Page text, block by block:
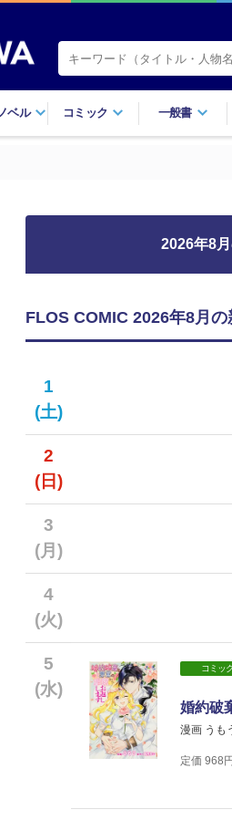
ベル コミック 一般書
2026年8
FLOS COMIC 2026年8月
1
(土)
2
(日)
3
(月)
4
(火)
5
(水)
コミック
婚約破
漫画 うも
定価 968